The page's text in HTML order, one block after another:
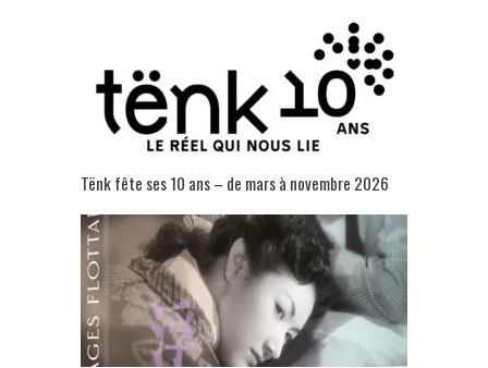
Tënk fête ses 10 ans – de mars à novembre 2026